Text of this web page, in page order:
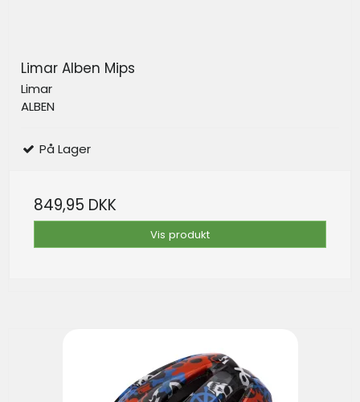
Limar Alben Mips
Limar
ALBEN
På Lager
849,95 DKK
Vis produkt